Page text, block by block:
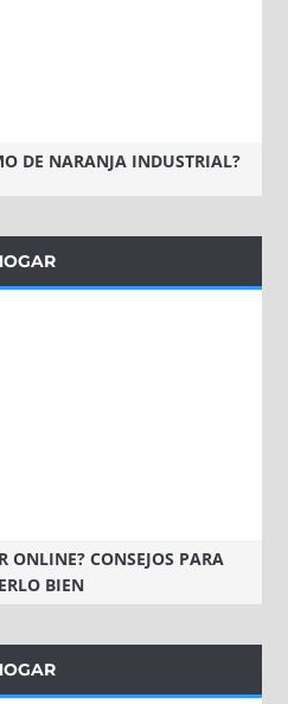
DE NARANJA INDUSTRIAL?
ONLINE? CONSEJOS PARA
BIEN